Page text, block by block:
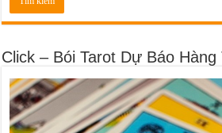
Click – Bói Tarot Dự Báo Hàng